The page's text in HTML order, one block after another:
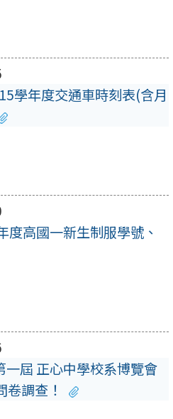
學年度交通車時刻表(含月
度高國一新生制服學號、
一屆 正心中學校系博覽會
卷調查！